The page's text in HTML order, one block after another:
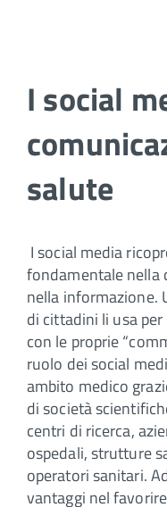
I social
salute
I social media
fondamentale nella
nella informazione.
di cittadini li usa
con le proprie
ruolo dei social
ambito medico
di società
centri di ricerca,
ospedali, strutture
operatori sanitari.
vantaggi nel